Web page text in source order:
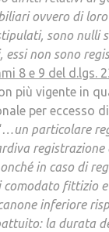
ovvero di
sono nulli
essi non sono
8 e 9 del d.lgs.
più vigente in
per eccesso
…un particolare
in caso di
fittizio e
inferiore
la durata